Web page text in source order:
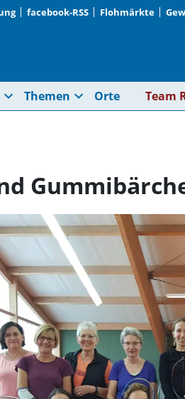
facebook-RSS Flohmärkte
expand_more Themen expand_more Orte Team